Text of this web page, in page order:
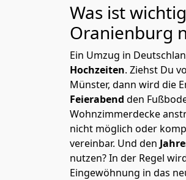
Was ist
Oranienburg
Ein Umzug in
Hochzeiten. Ziehst Du
Münster, dann wird die
Feierabend den
Wohnzimmerdecke
nicht möglich oder
vereinbar. Und den
nutzen? In der Regel
Eingewöhnung in das